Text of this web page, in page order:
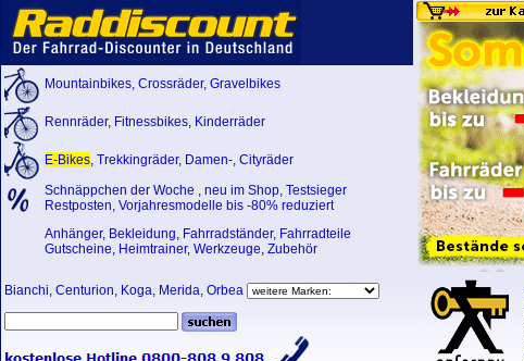
Mountainbikes, Crossräder, Gravelbikes
Rennräder, Fitnessbikes, Kinderräder
E-Bikes, Trekkingräder, Damen-, Cityräder
Schnäppchen der Woche , neu im Shop, Testsieger
Restposten, Vorjahresmodelle bis -80% reduziert
Anhänger, Bekleidung, Fahrradständer, Fahrradteile
Gutscheine, Heimtrainer, Werkzeuge, Zubehör
Bianchi, Centurion, Koga, Merida, Orbea